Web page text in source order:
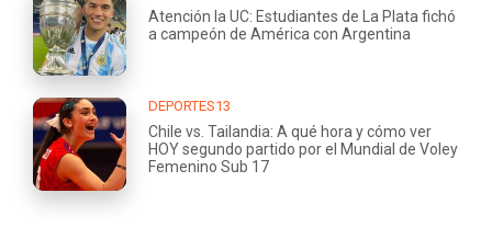
Atención la UC: Estudiantes de La Plata fichó
a campeón de América con Argentina
DEPORTES13
Chile vs. Tailandia: A qué hora y cómo ver
HOY segundo partido por el Mundial de Voley
Femenino Sub 17